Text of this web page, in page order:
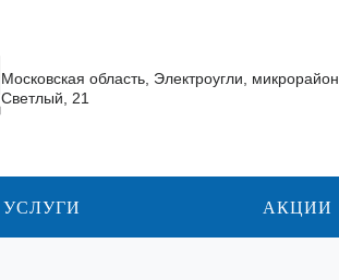
Московская область, Электроугли, микрорайон
Светлый, 21
УСЛУГИ АКЦИИ